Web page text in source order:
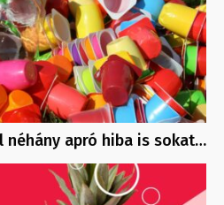
néhány apró hiba is sokat…